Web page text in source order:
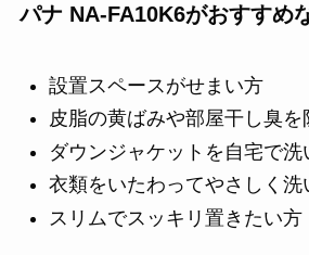
パナ NA-FA10K6がおすすめ
設置スペースがせまい方
皮脂の黄ばみや部屋干し臭を
ダウンジャケットを自宅で洗
衣類をいたわってやさしく洗
スリムでスッキリ置きたい方